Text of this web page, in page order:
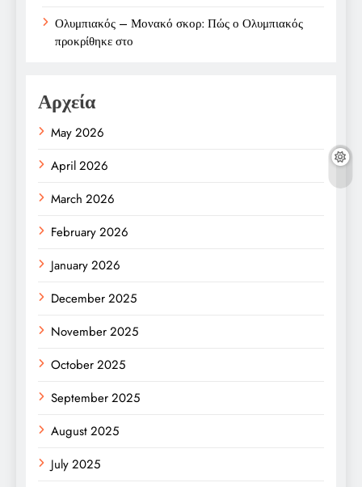
Ολυμπιακός – Μονακό σκορ: Πώς ο Ολυμπιακός
προκρίθηκε στο
Αρχεία
May 2026
April 2026
March 2026
February 2026
January 2026
December 2025
November 2025
October 2025
September 2025
August 2025
July 2025